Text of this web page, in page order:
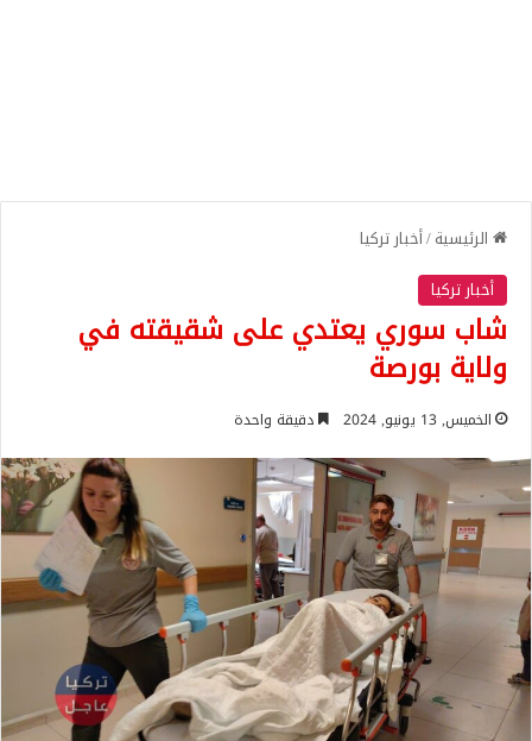
الرئيسية/أخبار تركيا
أخبار تركيا
شاب سوري يعتدي على شقيقته في
ولاية بورصة
الخميس, 13 يونيو, 2024 دقيقة واحدة